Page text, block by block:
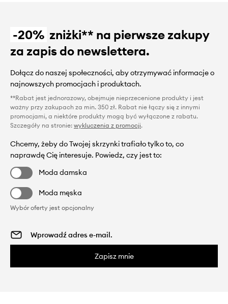
-20% zniżki** na pierwsze zakupy
za zapis do newslettera.
Dołącz do naszej społeczności, aby otrzymywać informacje o
najnowszych promocjach i produktach.
**Rabat jest jednorazowy, obejmuje nieprzecenione produkty i jest
ważny przy zakupach za min. 350 zł. Rabat nie łączy się z innymi
promocjami, a niektóre produkty mogą być wyłączone z rabatu.
Szczegóły na stronie: wykluczenia z promocji.
Chcemy, żeby do Twojej skrzynki trafiało tylko to, co
naprawdę Cię interesuje. Powiedz, czy jest to:
Moda damska
Moda męska
Wybór oferty jest opcjonalny
Zapisz mnie